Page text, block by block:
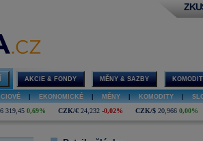
AKCIE & FONDY MĚNY & SAZBY
EKONOMICKÉ MĚNY KOMODITY
319,45 0,69% CZK/€ 24,232 -0,02% CZK/$ 20,966 0,00%